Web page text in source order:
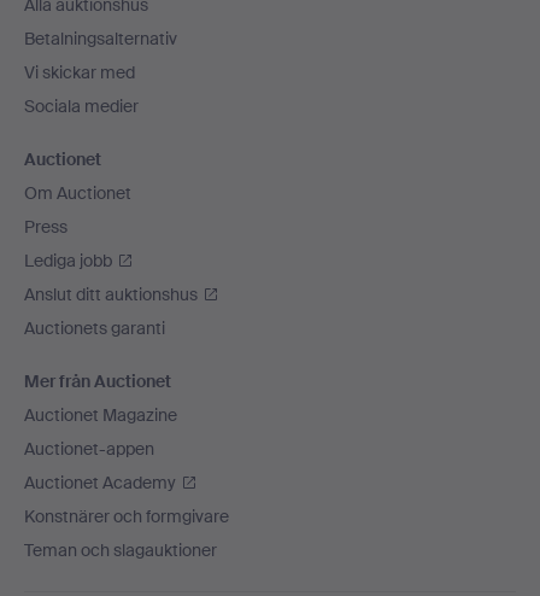
Alla auktionshus
Betalningsalternativ
Vi skickar med
Sociala medier
Auctionet
Om Auctionet
Press
Lediga jobb
Anslut ditt auktionshus
Auctionets garanti
Mer från Auctionet
Auctionet Magazine
Auctionet-appen
Auctionet Academy
Konstnärer och formgivare
Teman och slagauktioner